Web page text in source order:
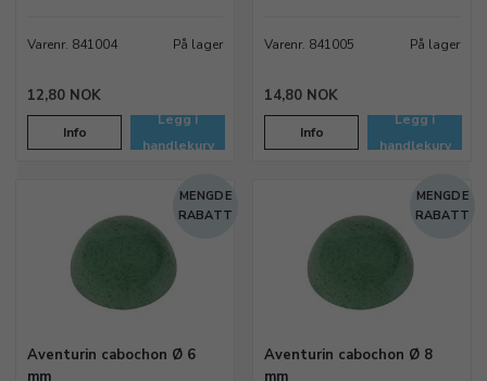
Varenr. 841004 På lager
12,80 NOK
Info
Legg i
handlekurv
Varenr. 841005 På lager
14,80 NOK
Info
Legg i
handlekurv
MENGDE
RABATT
Aventurin cabochon Ø 6
mm
MENGDE
RABATT
Aventurin cabochon Ø 8
mm